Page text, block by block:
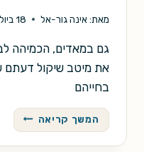
מאת: אינה גור-אל 18 ביולי 2020
גם במאדים, הכמיהה
את מיטב שיקול דעתם
בחייהם
המשך קריאה מאדים
הוא
גן